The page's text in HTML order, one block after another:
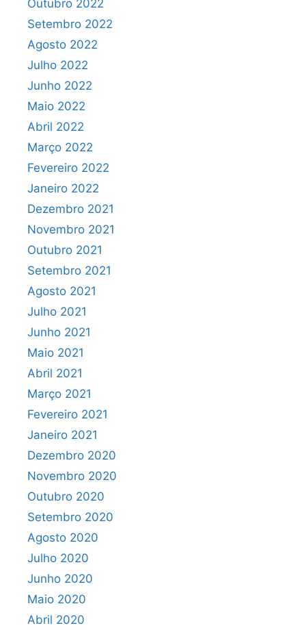
Outubro 2022
Setembro 2022
Agosto 2022
Julho 2022
Junho 2022
Maio 2022
Abril 2022
Março 2022
Fevereiro 2022
Janeiro 2022
Dezembro 2021
Novembro 2021
Outubro 2021
Setembro 2021
Agosto 2021
Julho 2021
Junho 2021
Maio 2021
Abril 2021
Março 2021
Fevereiro 2021
Janeiro 2021
Dezembro 2020
Novembro 2020
Outubro 2020
Setembro 2020
Agosto 2020
Julho 2020
Junho 2020
Maio 2020
Abril 2020